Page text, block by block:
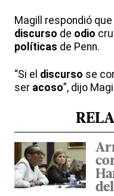
Magill respondió
discurso de odio
políticas de Penn.
“Si el discurso se
ser acoso”, dijo